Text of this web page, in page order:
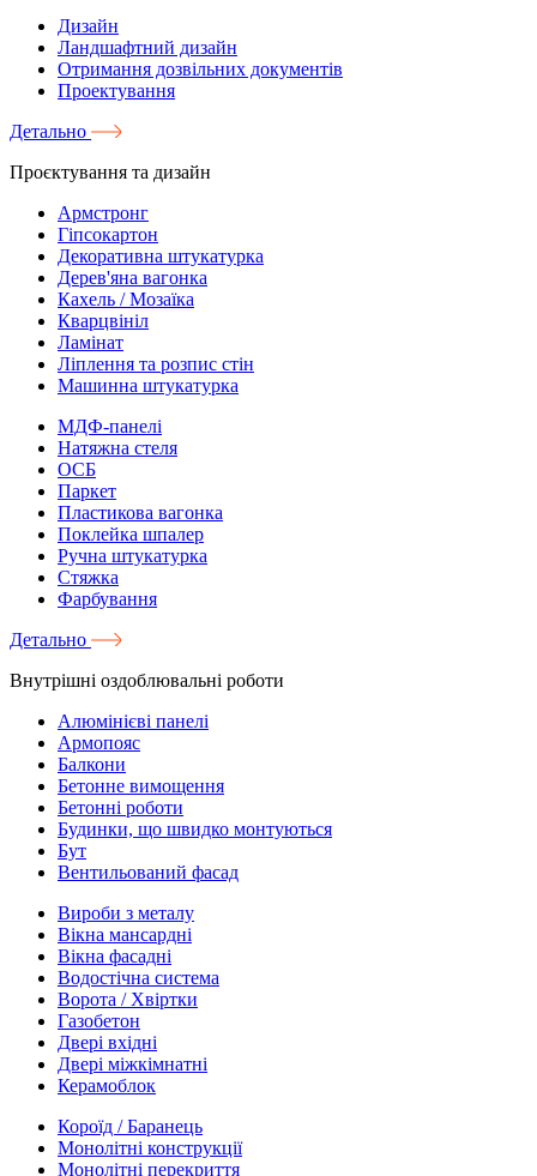
Дизайн
Ландшафтний дизайн
Отримання дозвільних документів
Проектування
Детально
Проєктування та дизайн
Армстронг
Гіпсокартон
Декоративна штукатурка
Дерев'яна вагонка
Кахель / Мозаїка
Кварцвініл
Ламінат
Ліплення та розпис стін
Машинна штукатурка
МДФ-панелі
Натяжна стеля
ОСБ
Паркет
Пластикова вагонка
Поклейка шпалер
Ручна штукатурка
Стяжка
Фарбування
Детально
Внутрішні оздоблювальні роботи
Алюмінієві панелі
Армопояс
Балкони
Бетонне вимощення
Бетонні роботи
Будинки, що швидко монтуються
Бут
Вентильований фасад
Вироби з металу
Вікна мансардні
Вікна фасадні
Водостічна система
Ворота / Хвіртки
Газобетон
Двері вхідні
Двері міжкімнатні
Керамоблок
Короїд / Баранець
Монолітні конструкції
Монолітні перекриття